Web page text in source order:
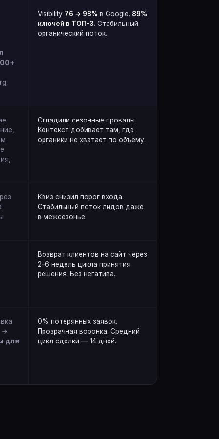
Visibility 76 → 98% в Google. 89%
ключей в ТОП-3. Стабильный
органический поток.
Сгладили сезонные провалы.
Контекст добивает там, где
органики не хватает по объёму.
Квиз снизил порог входа.
Стабильный поток лидов даже
в межсезонье.
Возврат клиентов на сайт через
2–6 недель цикла принятия
решения. Без негатива.
→
для
0% потерянных заявок.
Прозрачная воронка. Средний
цикл сделки — 14 дней.